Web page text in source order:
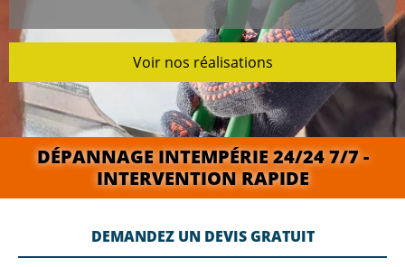
Voir nos réalisations
DÉPANNAGE INTEMPÉRIE 24/24 7/7 -
INTERVENTION RAPIDE
DEMANDEZ UN DEVIS GRATUIT